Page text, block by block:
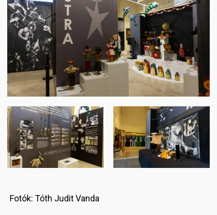
Image Image
Fotók: Tóth Judit Vanda